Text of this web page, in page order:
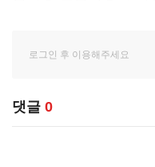
댓글 0